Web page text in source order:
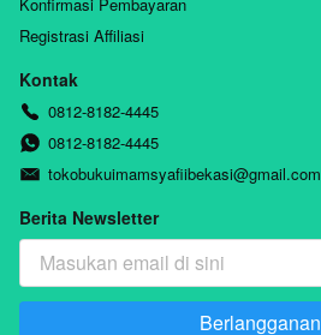
Registrasi Affiliasi
Kontak
0812-8182-4445
0812-8182-4445
tokobukuimamsyafiibekasi@gmail.com
Berita Newsletter
`Berlangganan